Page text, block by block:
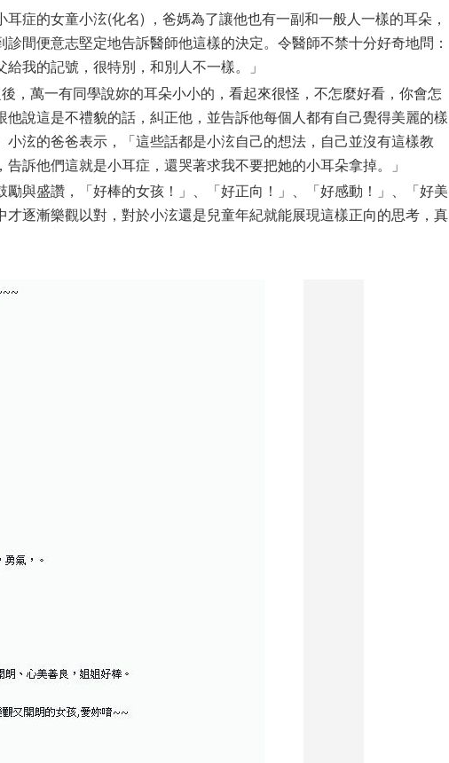
症的女童小泫(化名) ，爸媽為了讓他也有一副和一般人一樣的耳朵，
間便意志堅定地告訴醫師他這樣的決定。令醫師不禁十分好奇地問：
我的記號，很特別，和別人不一樣。」
，萬一有同學說妳的耳朵小小的，看起來很怪，不怎麼好看，你會怎
說這是不禮貌的話，糾正他，並告訴他每個人都有自己覺得美麗的樣
泫的爸爸表示，「這些話都是小泫自己的想法，自己並沒有這樣教
訴他們這就是小耳症，還哭著求我不要把她的小耳朵拿掉。」
與盛讚，「好棒的女孩！」、「好正向！」、「好感動！」、「好美
逐漸樂觀以對，對於小泫還是兒童年紀就能展現這樣正向的思考，真